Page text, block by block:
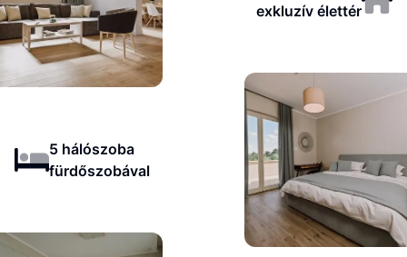
exkluzív élettér
5 hálószoba
fürdőszobával